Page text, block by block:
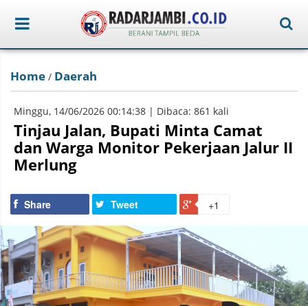
Home / Daerah
Minggu, 14/06/2026 00:14:38 | Dibaca: 861 kali
Tinjau Jalan, Bupati Minta Camat
dan Warga Monitor Pekerjaan Jalur II
Merlung
Share Tweet +1